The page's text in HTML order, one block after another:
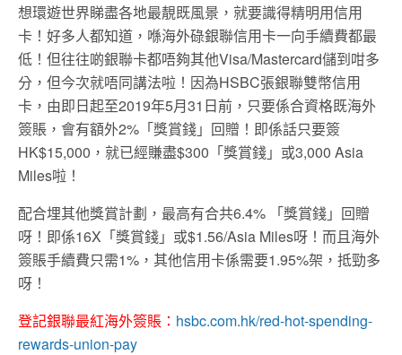
想環遊世界睇盡各地最靚既風景，就要識得精明用信用
卡！好多人都知道，喺海外碌銀聯信用卡一向手續費都最
低！但往往啲銀聯卡都唔夠其他Visa/Mastercard儲到咁多
分，但今次就唔同講法啦！因為HSBC張銀聯雙幣信用
卡，由即日起至2019年5月31日前，只要係合資格既海外
簽賬，會有額外2%「獎賞錢」回贈！即係話只要簽
HK$15,000，就已經賺盡$300「獎賞錢」或3,000 Asia
Miles啦！
配合埋其他獎賞計劃，最高有合共6.4% 「獎賞錢」回贈
呀！即係16X「獎賞錢」或$1.56/Asia Miles呀！而且海外
簽賬手續費只需1%，其他信用卡係需要1.95%架，抵勁多
呀！
登記銀聯最紅海外簽賬： hsbc.com.hk/red-hot-spending-
rewards-union-pay